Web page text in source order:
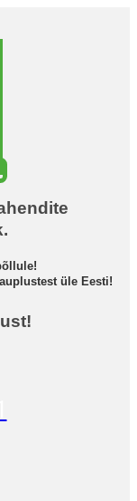
üle Eesti!